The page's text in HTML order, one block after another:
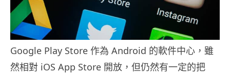
Google Play Store 作為 Android 的軟件中心，雖
然相對 iOS App Store 開放，但仍然有一定的把